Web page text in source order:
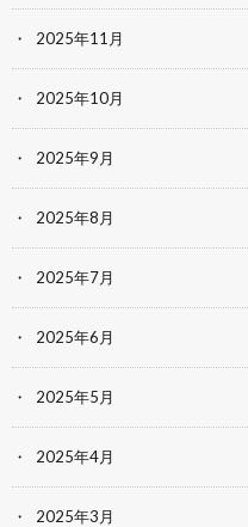
2025年11月
2025年10月
2025年9月
2025年8月
2025年7月
2025年6月
2025年5月
2025年4月
2025年3月